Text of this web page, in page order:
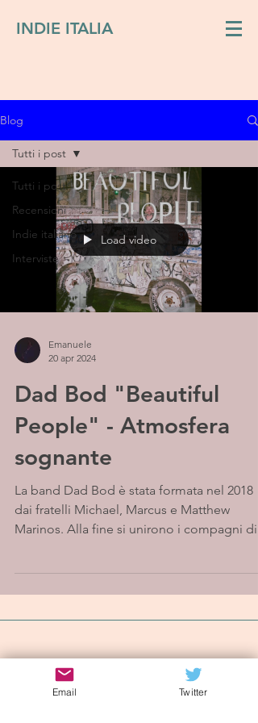
INDIE ITALIA
Blog
Tutti i post
Recensioni
Indie italiano
Interviste
Tutti i post
Load video
Emanuele
20 apr 2024
Dad Bod "Beautiful
People" - Atmosfera
sognante
La band Dad Bod è stata formata nel 2018
dai fratelli Michael, Marcus e Matthew
Marinos. Alla fine si unirono i compagni di
Iscriviti alla mailing list
Email Twitter